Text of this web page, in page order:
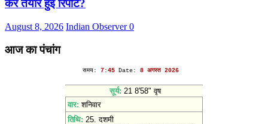
कर तैयार हुई रिपोर्ट?
August 8, 2026 Indian Observer0
आज का पंचांग